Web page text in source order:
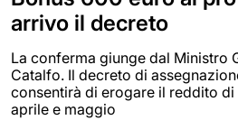
arrivo il decreto
La conferma giunge dal Ministro
Catalfo. Il decreto di
consentirà di erogare il reddito
aprile e maggio